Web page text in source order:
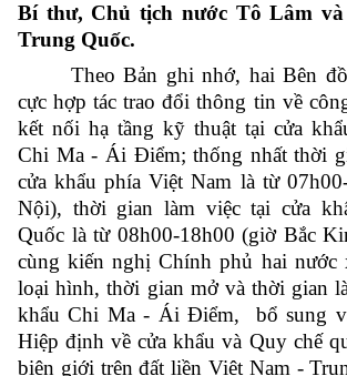
Bí thư, Chủ tịch nước Tô Lâm
Trung Quốc.
Theo Bản ghi nhớ, hai Bên
cực hợp tác trao đổi thông tin về
kết nối hạ tầng kỹ thuật tại cửa
Chi Ma - Ái Điểm; thống nhất thời
cửa khẩu phía Việt Nam là từ
Nội), thời gian làm việc tại cửa
Quốc là từ 08h00-18h00 (giờ Bắc
cùng kiến nghị Chính phủ hai nước
loại hình, thời gian mở và thời gian
khẩu Chi Ma - Ái Điểm, bổ sung
Hiệp định về cửa khẩu và Quy chế
biên giới trên đất liền Việt Nam -